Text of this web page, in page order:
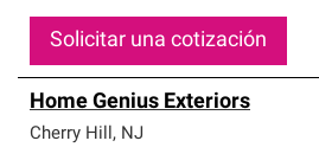
Solicitar una cotización
Home Genius Exteriors
Cherry Hill, NJ